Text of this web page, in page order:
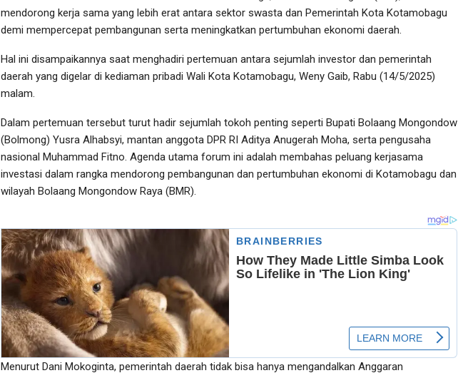
mendorong kerja sama yang lebih erat antara sektor swasta dan Pemerintah Kota Kotamobagu
demi mempercepat pembangunan serta meningkatkan pertumbuhan ekonomi daerah.
Hal ini disampaikannya saat menghadiri pertemuan antara sejumlah investor dan pemerintah
daerah yang digelar di kediaman pribadi Wali Kota Kotamobagu, Weny Gaib, Rabu (14/5/2025)
malam.
Dalam pertemuan tersebut turut hadir sejumlah tokoh penting seperti Bupati Bolaang Mongondow
(Bolmong) Yusra Alhabsyi, mantan anggota DPR RI Aditya Anugerah Moha, serta pengusaha
nasional Muhammad Fitno. Agenda utama forum ini adalah membahas peluang kerjasama
investasi dalam rangka mendorong pembangunan dan pertumbuhan ekonomi di Kotamobagu dan
wilayah Bolaang Mongondow Raya (BMR).
Menurut Dani Mokoginta, pemerintah daerah tidak bisa hanya mengandalkan Anggaran